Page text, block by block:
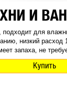
И
подходит для
низкий расход
запаха, не
Купить